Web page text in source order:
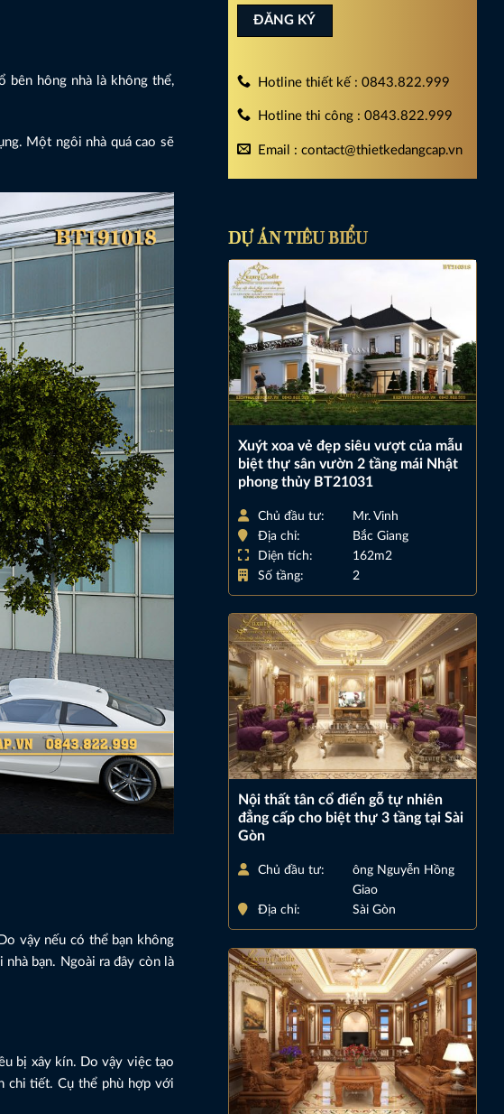
bên hông nhà là không thể,
Một ngôi nhà quá cao sẽ
vậy nếu có thể bạn không
bạn. Ngoài ra đây còn là
bị xây kín. Do vậy việc tạo
chi tiết. Cụ thể phù hợp với
Hotline thiết kế : 0843.822.999
Hotline thi công : 0843.822.999
Email : contact@thietkedangcap.vn
DỰ ÁN TIÊU BIỂU
Xuýt xoa vẻ đẹp siêu vượt của mẫu
biệt thự sân vườn 2 tầng mái Nhật
phong thủy BT21031
Chủ đầu tư:
Mr. Vinh
Địa chỉ:
Bắc Giang
Diện tích:
162m2
Số tầng:
2
Nội thất tân cổ điển gỗ tự nhiên
đẳng cấp cho biệt thự 3 tầng tại Sài
Gòn
Chủ đầu tư:
ông Nguyễn Hồng
Giao
Địa chỉ:
Sài Gòn